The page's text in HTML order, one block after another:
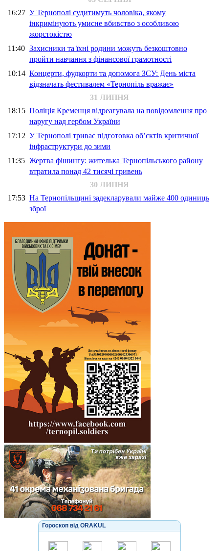
16:27 У Тернополі судитимуть чоловіка, якому
інкримінують умисне вбивство з особливою
жорстокістю
11:40 Захисники та їхні родини можуть безкоштовно
пройти навчання з фінансової грамотності
10:14 Концерти, фудкорти та допомога ЗСУ: День міста
відзначать фестивалем «Тернопіль вражає»
31 ЛИПНЯ
18:15 Поліція Кременця відреагувала на повідомлення про
наругу над гербом України
17:12 У Тернополі триває підготовка об’єктів критичної
інфраструктури до зими
11:35 Жертва фішингу: жителька Тернопільського району
втратила понад 42 тисячі гривень
30 ЛИПНЯ
17:53 На Тернопільщині задекларували майже 400 одиниць
зброї
Гороскоп від ORAKUL